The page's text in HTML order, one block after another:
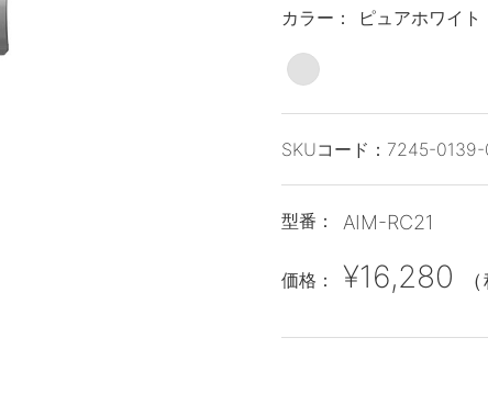
カラー： ピュアホワイト
SKUコード： 7245-
型番： AIM-RC21
価格： ¥16,280